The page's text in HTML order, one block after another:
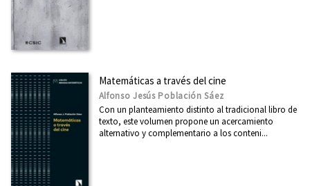
Matemáticas a través del cine
Alfonso Jesús Población Sáez
Con un planteamiento distinto al tradicional libro de
texto, este volumen propone un acercamiento
alternativo y complementario a los conteni...